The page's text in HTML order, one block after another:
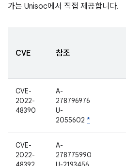
가는 Unisoc에서 직접 제공합니다.
CVE 참조
CVE-
2022-
48390
A-
278796976
U-
2055602 *
CVE-
2022-
A-
278775990